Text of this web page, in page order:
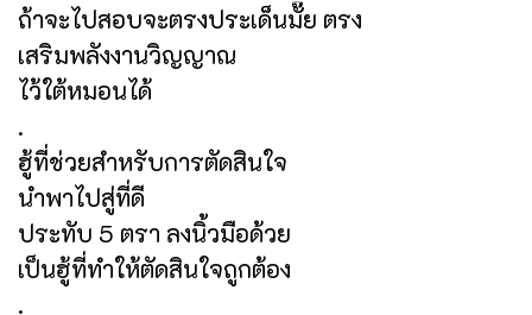
ถ้าจะไปสอบจะตรงประเด็นมั๊ย ตรง
เสริมพลังงานวิญญาณ
ไว้ใต้หมอนได้
.
ฮู้ที่ช่วยสำหรับการตัดสินใจ
นำพาไปสู่ที่ดี
ประทับ 5 ตรา ลงนิ้วมือด้วย
เป็นฮู้ที่ทำให้ตัดสินใจถูกต้อง
.